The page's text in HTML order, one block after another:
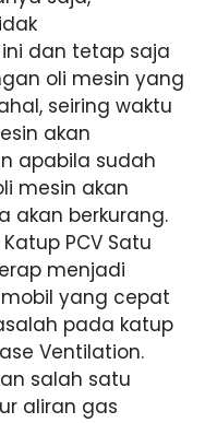
dan tetap saja
oli mesin yang
seiring waktu
akan
apabila sudah
mesin akan
akan berkurang.
PCV Satu
menjadi
yang cepat
pada katup
Ventilation.
salah satu
aliran gas